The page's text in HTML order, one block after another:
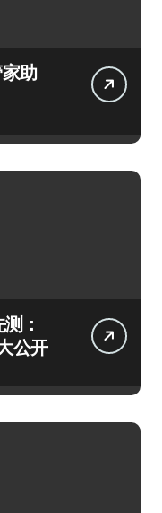
助
：
公开